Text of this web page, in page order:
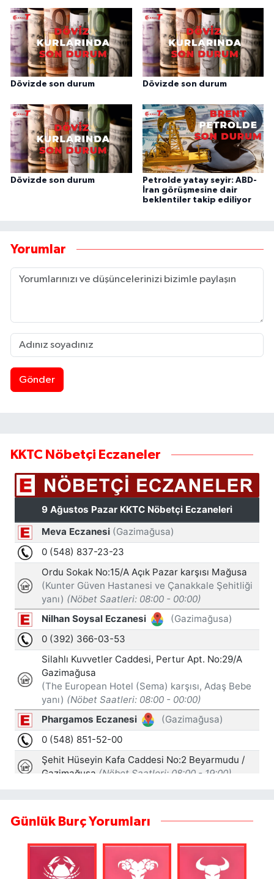
Dövizde son durum Dövizde son durum
Dövizde son durum
Petrolde yatay seyir: ABD-
İran görüşmesine dair
beklentiler takip ediliyor
Yorumlar
Gönder
KKTC Nöbetçi Eczaneler
Günlük Burç Yorumları